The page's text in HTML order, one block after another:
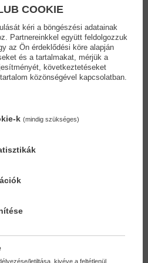
Amikor Sabine és Diana útjai
élete új irányt vesz. Az egyiküket
megtenne, hogy megóvja a
Hannah és Victoria Hislop
..... „A regény olvasója szinte ott
illatát, hallja a madarak
tájat. A befejezés katartikus, az
Egy eltemetett igazság. Belinda
a háború utáni világban játszódó,
történet szálait.” – Herald Sun -----
is sikeres ausztrál
országban megjelennek. Orosz–
érdeklődése gazdag hátteret
él, és aktív szerepet vállal az
COOKIE
kéri a böngészési adatainak
Partnereinkkel együtt feldolgozzuk
az Ön érdeklődési köre alapján
és a tartalmakat, mérjük a
következtetéseket
közönségével kapcsolatban.
k (mindig szükséges)
letiltása, kivéve a feltétlenül